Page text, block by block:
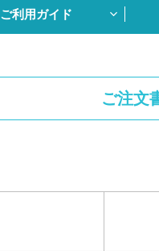
ご利用ガイド
ご注文